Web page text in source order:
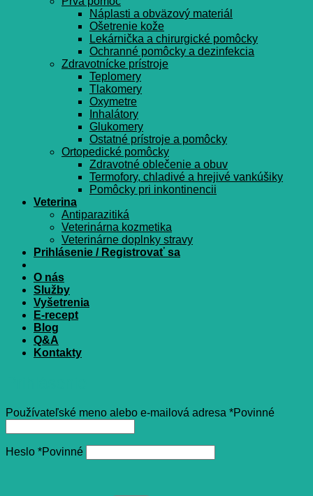
Náplasti a obväzový materiál
Ošetrenie kože
Lekárnička a chirurgické pomôcky
Ochranné pomôcky a dezinfekcia
Zdravotnícke prístroje
Teplomery
Tlakomery
Oxymetre
Inhalátory
Glukomery
Ostatné prístroje a pomôcky
Ortopedické pomôcky
Zdravotné oblečenie a obuv
Termofory, chladivé a hrejivé vankúšiky
Pomôcky pri inkontinencii
Veterina
Antiparazitiká
Veterinárna kozmetika
Veterinárne doplnky stravy
Prihlásenie / Registrovať sa
O nás
Služby
Vyšetrenia
E-recept
Blog
Q&A
Kontakty
Používateľské meno alebo e-mailová adresa *Povinné
Heslo *Povinné